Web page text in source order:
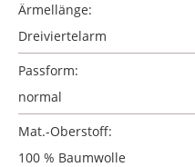
Ärmellänge:
Dreiviertelarm
Passform:
normal
Mat.-Oberstoff:
100 % Baumwolle